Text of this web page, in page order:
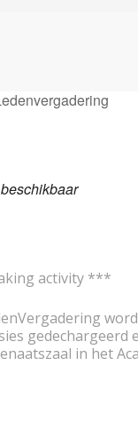
activity ***
gedechargeerd
in het